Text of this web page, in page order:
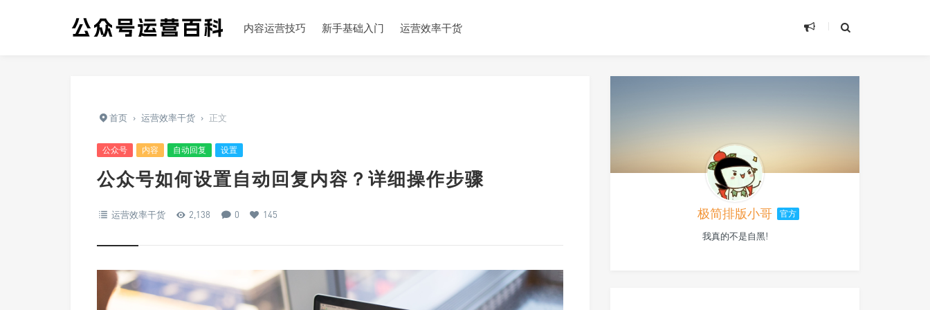
内容运营技巧 新手基础入门 运营效率干货
首页 › 运营效率干货 › 正文
公众号 内容 自动回复 设置
公众号如何设置自动回复内容？详细操作步骤
运营效率干货 2,138 0 145 极简排版小哥 官方
我真的不是自黑!